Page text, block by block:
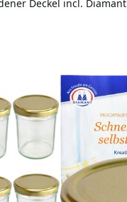
Deckel incl.